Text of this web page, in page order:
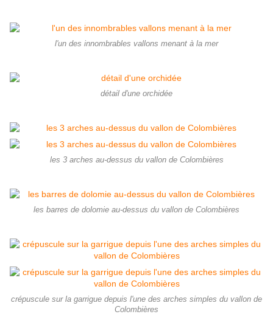
l'un des innombrables vallons menant à la mer
détail d'une orchidée
les 3 arches au-dessus du vallon de Colombières
les barres de dolomie au-dessus du vallon de Colombières
crépuscule sur la garrigue depuis l'une des arches simples du vallon de
Colombières